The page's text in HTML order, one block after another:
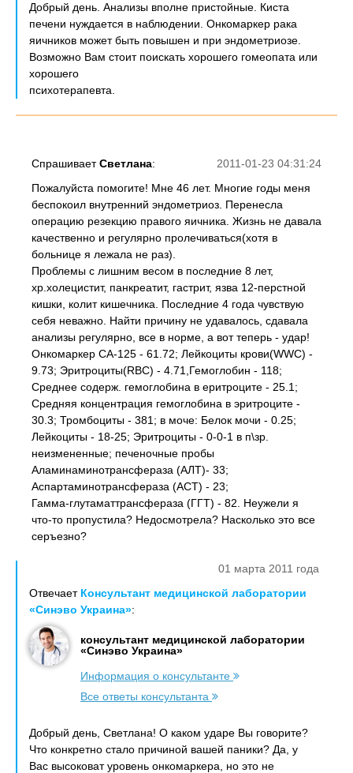
Добрый день. Анализы вполне пристойные. Киста
печени нуждается в наблюдении. Онкомаркер рака
яичников может быть повышен и при эндометриозе.
Возможно Вам стоит поискать хорошего гомеопата или
хорошего
психотерапевта.
2011-01-23 04:31:24
СпрашиваетСветлана:
Пожалуйста помогите! Мне 46 лет. Многие годы меня
беспокоил внутренний эндометриоз. Перенесла
операцию резекцию правого яичника. Жизнь не давала
качественно и регулярно пролечиваться(хотя в
больнице я лежала не раз).
Проблемы с лишним весом в последние 8 лет,
хр.холецистит, панкреатит, гастрит, язва 12-перстной
кишки, колит кишечника. Последние 4 года чувствую
себя неважно. Найти причину не удавалось, сдавала
анализы регулярно, все в норме, а вот теперь - удар!
Онкомаркер СА-125 - 61.72; Лейкоциты крови(WWC) -
9.73; Эритроциты(RBC) - 4.71,Гемоглобин - 118;
Среднее содерж. гемоглобина в еритроците - 25.1;
Средняя концентрация гемоглобина в эритроците -
30.3; Тромбоциты - 381; в моче: Белок мочи - 0.25;
Лейкоциты - 18-25; Эритроциты - 0-0-1 в п\зр.
неизмененные; печеночные пробы
Аламинаминотрансфераза (АЛТ)- 33;
Аспартаминотрансфераза (АСТ) - 23;
Гамма-глутаматтрансфераза (ГГТ) - 82. Неужели я
что-то пропустила? Недосмотрела? Насколько это все
серъезно?
01 марта 2011 года
Отвечает Консультант медицинской лаборатории
«Синэво Украина»:
консультант медицинской лаборатории
«Синэво Украина»
Информация о консультанте
Все ответы консультанта
Добрый день, Светлана! О каком ударе Вы говорите?
Что конкретно стало причиной вашей паники? Да, у
Вас высоковат уровень онкомаркера, но это не